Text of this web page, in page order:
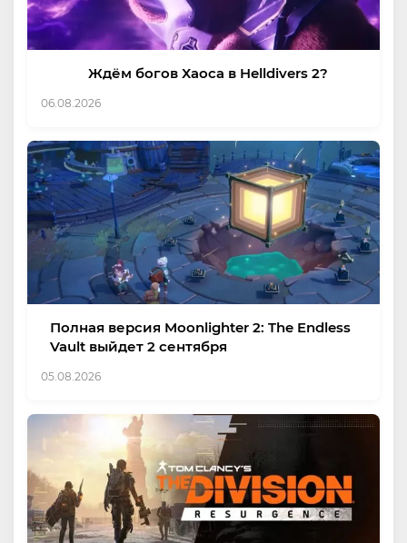
Ждём богов Хаоса в Helldivers 2?
06.08.2026
Полная версия Moonlighter 2: The Endless
Vault выйдет 2 сентября
05.08.2026